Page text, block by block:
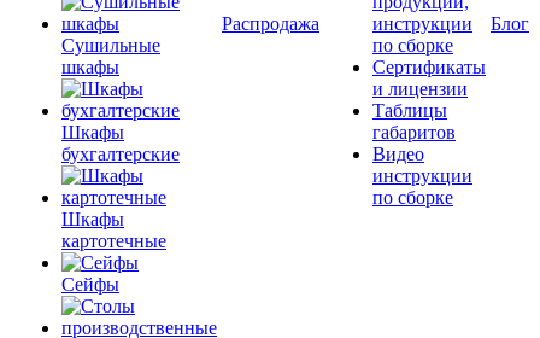
Сушильные
шкафы
Шкафы
бухгалтерские
Шкафы
картотечные
Сейфы
Распродажа
инструкции
по сборке
Сертификаты
и лицензии
Таблицы
габаритов
Видео
инструкции
по сборке
Блог